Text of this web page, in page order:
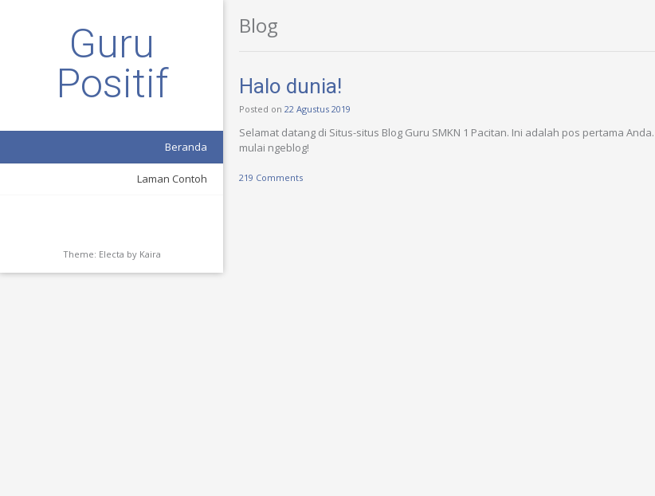
Guru
Positif
Beranda
Laman Contoh
Theme: Electa by Kaira
Blog
Halo dunia!
Posted on 22 Agustus 2019
Selamat datang di Situs-situs Blog Guru SMKN 1 Pacitan. Ini adalah pos pertama
mulai ngeblog!
219 Comments